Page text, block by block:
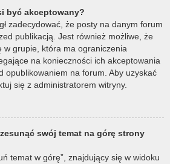
być akceptowany?
zadecydować, że posty na danym forum
publikacją. Jest również możliwe, że
w grupie, która ma ograniczenia
na konieczności ich akceptowania
opublikowaniem na forum. Aby uzyskać
się z administratorem witryny.
swój temat na górę strony
temat w górę”, znajdujący się w widoku